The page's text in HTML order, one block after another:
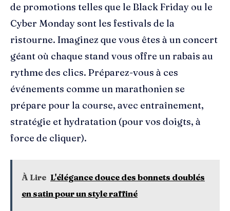
de promotions telles que le Black Friday ou le
Cyber Monday sont les festivals de la
ristourne. Imaginez que vous êtes à un concert
géant où chaque stand vous offre un rabais au
rythme des clics. Préparez-vous à ces
événements comme un marathonien se
prépare pour la course, avec entraînement,
stratégie et hydratation (pour vos doigts, à
force de cliquer).
À Lire L'élégance douce des bonnets doublés
en satin pour un style raffiné